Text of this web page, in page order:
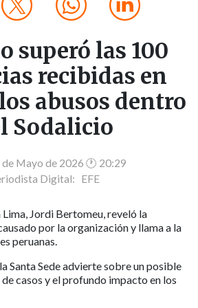
superó las 100
recibidas en
abusos dentro
Sodalicio
Mayo de 2026 🕐 20:29
Digital: EFE
Lima, Jordi Bertomeu, reveló la
por la organización y llama a la
peruanas.
Santa Sede advierte sobre un posible
casos y el profundo impacto en los